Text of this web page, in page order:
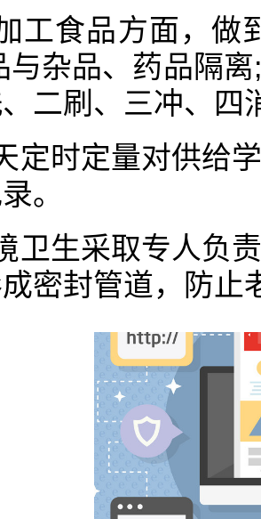
工食品方面，做
与杂品、药品隔
二刷、三冲、四
定时定量对供给
。
卫生采取专人负
密封管道，防止